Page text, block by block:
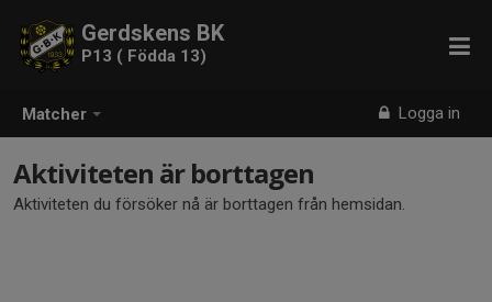
Matcher Logga in
Gerdskens BK
P13 ( Födda 13)
Aktiviteten är borttagen
Aktiviteten du försöker nå är borttagen från hemsidan.